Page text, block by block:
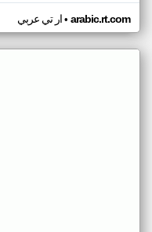
ار تي عربي• arabic.rt.com